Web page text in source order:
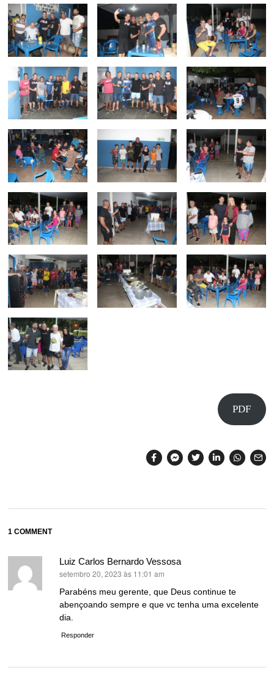
PDF
1 COMMENT
Luiz Carlos Bernardo Vessosa
disse:
setembro 20, 2023 às 11:01 am
Parabéns meu gerente, que Deus continue te
abençoando sempre e que vc tenha uma excelente
dia.
Responder